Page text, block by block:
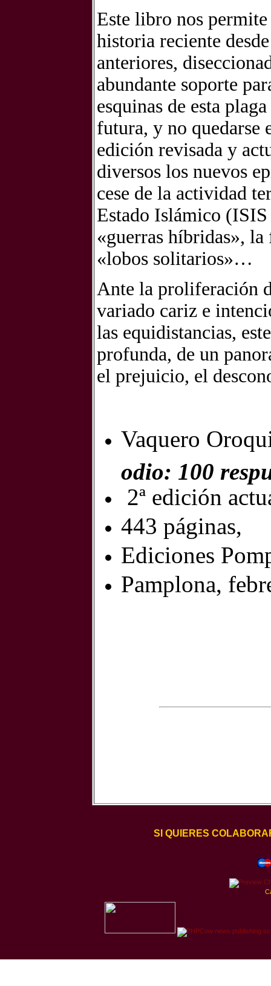
Este libro nos
historia reciente
anteriores,
abundante soporte
esquinas de esta
futura, y no
edición revisada y
diversos los nuevos
cese de la actividad
Estado Islámico (ISIS
«guerras híbridas»,
«lobos solitarios»…
Ante la proliferación
variado cariz e
las equidistancias,
profunda, de un
el prejuicio, el
Vaquero
odio: 100
2ª edición
443 páginas,
Ediciones
Pamplona,
SI QUIERES